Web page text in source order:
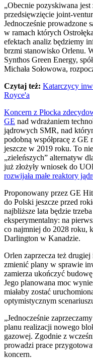
„Obecnie pozyskiwana
przedsięwzięcie joint-
Jednocześnie prowadzone
w ramach których
efektach analiz będziemy
brzmi stanowisko Orlenu.
Synthos Green Energy,
Michała Sołowowa,
Czytaj też: Katarczycy
Royce'a
Koncern z Płocka
GE nad wdrażaniem
jądrowych SMR, nad
podobną współpracę z GE
jeszcze w 2019 roku. To
„zieleńszych” alternatyw
już złożyły wniosek do
rozwijała małe reaktory
Proponowany przez GE
do Polski jeszcze przed
najbliższe lata będzie
eksperymentalny: na
co najmniej do 2028 roku,
Darlington w Kanadzie.
Orlen zaprzecza też
zmienić plany w sprawie
zamierza ukończyć
Jego planowana moc
miałaby zostać
optymistycznym
„Jednocześnie
planu realizacji nowego
gazowej. Zgodnie z
prowadzi prace
koncern.